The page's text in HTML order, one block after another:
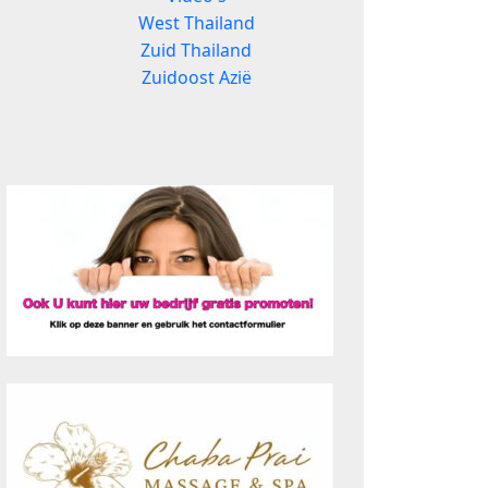
West Thailand
Zuid Thailand
Zuidoost Azië